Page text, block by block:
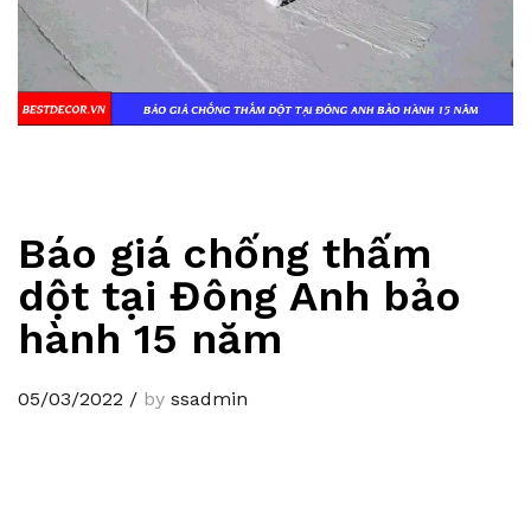
Báo giá chống thấm
dột tại Đông Anh bảo
hành 15 năm
05/03/2022 / by ssadmin